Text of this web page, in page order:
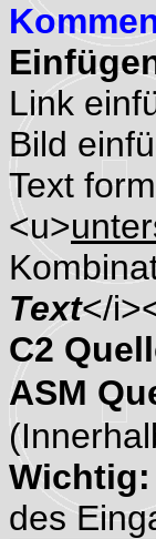
Link
Bild
Text
<u>
Text</
C2
ASM
Wichtig:
des